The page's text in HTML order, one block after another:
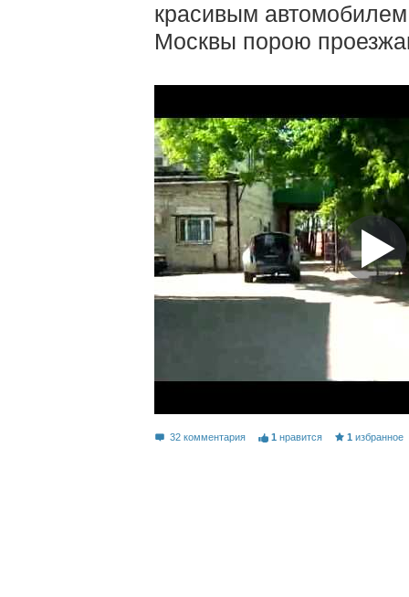
красивым
Москвы порою
32 комментария 1 нравится 1 избранное